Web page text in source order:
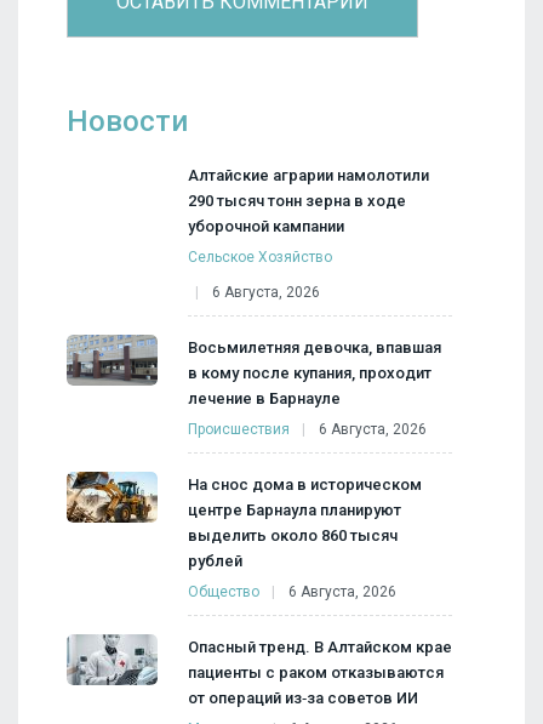
Новости
Алтайские аграрии намолотили
290 тысяч тонн зерна в ходе
уборочной кампании
Сельское Хозяйство
6 Августа, 2026
Восьмилетняя девочка, впавшая
в кому после купания, проходит
лечение в Барнауле
Происшествия 6 Августа, 2026
На снос дома в историческом
центре Барнаула планируют
выделить около 860 тысяч
рублей
Общество 6 Августа, 2026
Опасный тренд. В Алтайском крае
пациенты с раком отказываются
от операций из‑за советов ИИ